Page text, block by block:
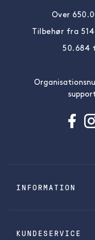
Over
Tilbehør fra
50.684
INFORMATION
KUNDESERVICE